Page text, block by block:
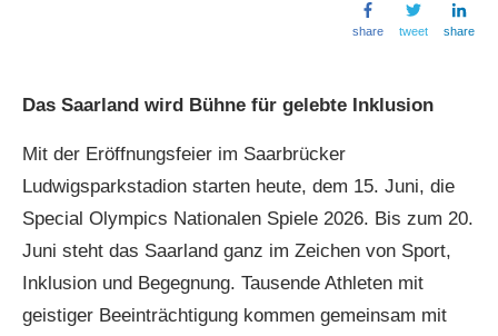
share tweet share
Das Saarland wird Bühne für gelebte Inklusion
Mit der Eröffnungsfeier im Saarbrücker
Ludwigsparkstadion starten heute, dem 15. Juni, die
Special Olympics Nationalen Spiele 2026. Bis zum 20.
Juni steht das Saarland ganz im Zeichen von Sport,
Inklusion und Begegnung. Tausende Athleten mit
geistiger Beeinträchtigung kommen gemeinsam mit